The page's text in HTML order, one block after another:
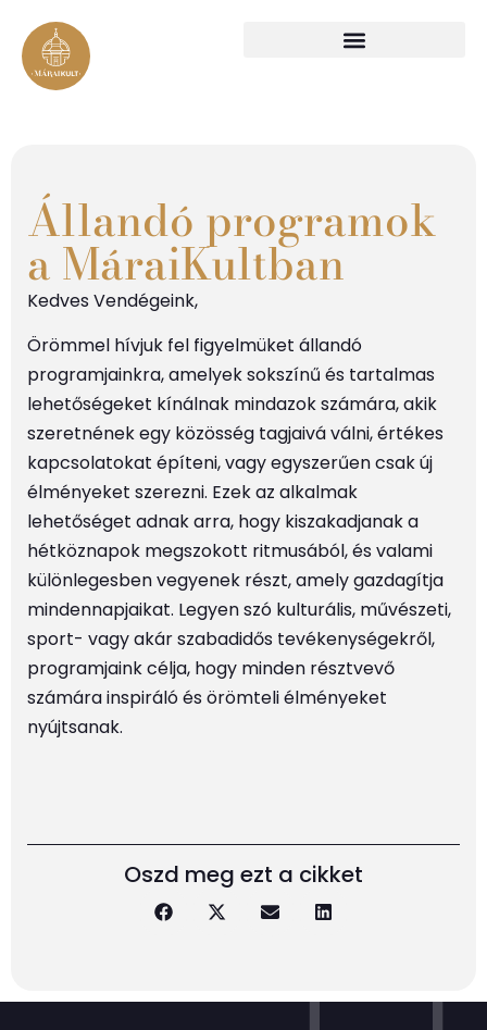
Állandó programok
a MáraiKultban
Kedves Vendégeink,
Örömmel hívjuk fel figyelmüket állandó
programjainkra, amelyek sokszínű és tartalmas
lehetőségeket kínálnak mindazok számára, akik
szeretnének egy közösség tagjaivá válni, értékes
kapcsolatokat építeni, vagy egyszerűen csak új
élményeket szerezni. Ezek az alkalmak
lehetőséget adnak arra, hogy kiszakadjanak a
hétköznapok megszokott ritmusából, és valami
különlegesben vegyenek részt, amely gazdagítja
mindennapjaikat. Legyen szó kulturális, művészeti,
sport- vagy akár szabadidős tevékenységekről,
programjaink célja, hogy minden résztvevő
számára inspiráló és örömteli élményeket
nyújtsanak.
Oszd meg ezt a cikket